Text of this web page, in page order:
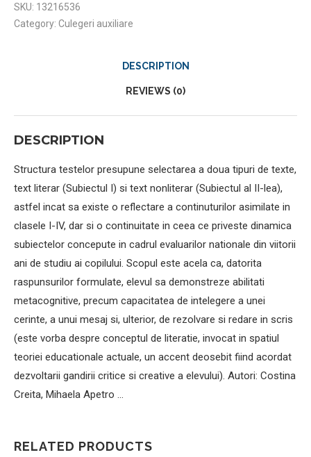
SKU: 13216536
Category: Culegeri auxiliare
DESCRIPTION
REVIEWS (0)
DESCRIPTION
Structura testelor presupune selectarea a doua tipuri de texte,
text literar (Subiectul I) si text nonliterar (Subiectul al II-lea),
astfel incat sa existe o reflectare a continuturilor asimilate in
clasele I-IV, dar si o continuitate in ceea ce priveste dinamica
subiectelor concepute in cadrul evaluarilor nationale din viitorii
ani de studiu ai copilului. Scopul este acela ca, datorita
raspunsurilor formulate, elevul sa demonstreze abilitati
metacognitive, precum capacitatea de intelegere a unei
cerinte, a unui mesaj si, ulterior, de rezolvare si redare in scris
(este vorba despre conceptul de literatie, invocat in spatiul
teoriei educationale actuale, un accent deosebit fiind acordat
dezvoltarii gandirii critice si creative a elevului). Autori: Costina
Creita, Mihaela Apetro …
RELATED PRODUCTS